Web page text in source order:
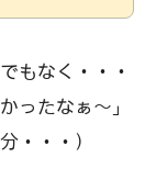
もなく・・・
ったなぁ〜」
・・・）